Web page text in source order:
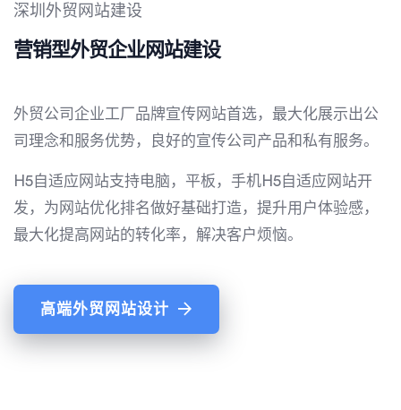
深圳外贸网站建设
营销型外贸企业网站建设
外贸公司企业工厂品牌宣传网站首选，最大化展示出公
司理念和服务优势，良好的宣传公司产品和私有服务。
H5自适应网站支持电脑，平板，手机H5自适应网站开
发，为网站优化排名做好基础打造，提升用户体验感，
最大化提高网站的转化率，解决客户烦恼。
高端外贸网站设计